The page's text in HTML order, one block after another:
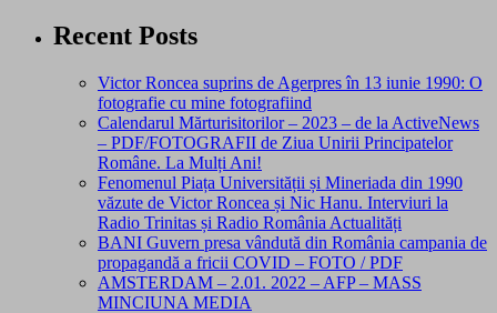
Recent Posts
Victor Roncea suprins de Agerpres în 13 iunie 1990: O
fotografie cu mine fotografiind
Calendarul Mărturisitorilor – 2023 – de la ActiveNews
– PDF/FOTOGRAFII de Ziua Unirii Principatelor
Române. La Mulți Ani!
Fenomenul Piața Universității și Mineriada din 1990
văzute de Victor Roncea și Nic Hanu. Interviuri la
Radio Trinitas și Radio România Actualități
BANI Guvern presa vândută din România campania de
propagandă a fricii COVID – FOTO / PDF
AMSTERDAM – 2.01. 2022 – AFP – MASS
MINCIUNA MEDIA